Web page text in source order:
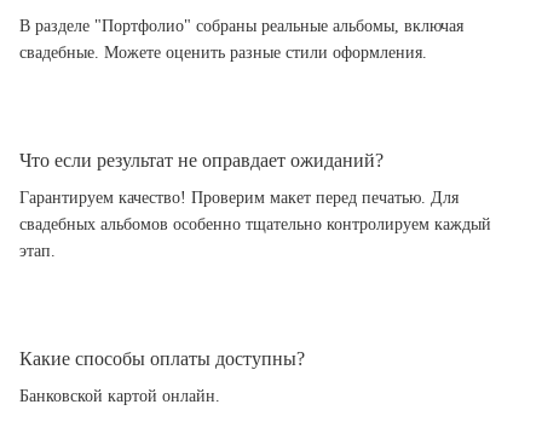
В разделе "Портфолио" собраны реальные альбомы, включая
свадебные. Можете оценить разные стили оформления.
Что если результат не оправдает ожиданий?
Гарантируем качество! Проверим макет перед печатью. Для
свадебных альбомов особенно тщательно контролируем каждый
этап.
Какие способы оплаты доступны?
Банковской картой онлайн.